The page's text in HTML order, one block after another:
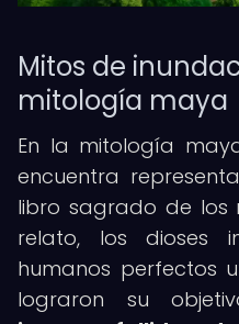
Mitos de
mitología maya
En la mitología
encuentra
libro sagrado de los
relato, los dioses
humanos perfectos
lograron su